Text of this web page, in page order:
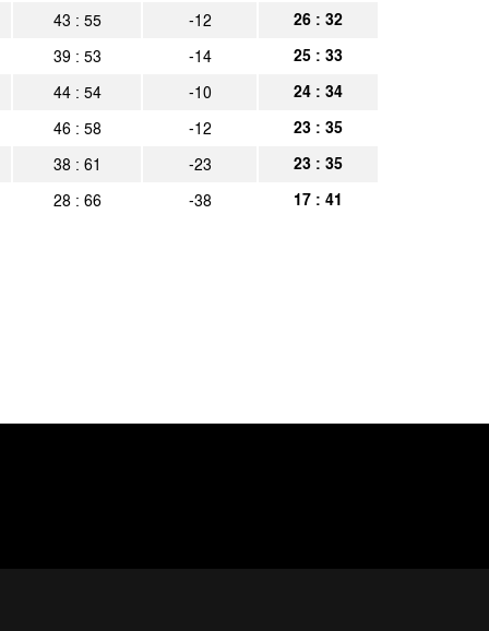
Aachen
Spielbericht
Aachen Spielbericht
43 : 55 -12 26 : 32
39 : 53 -14 25 : 33
44 : 54 -10 24 : 34
46 : 58 -12 23 : 35
38 : 61 -23 23 : 35
28 : 66 -38 17 : 41